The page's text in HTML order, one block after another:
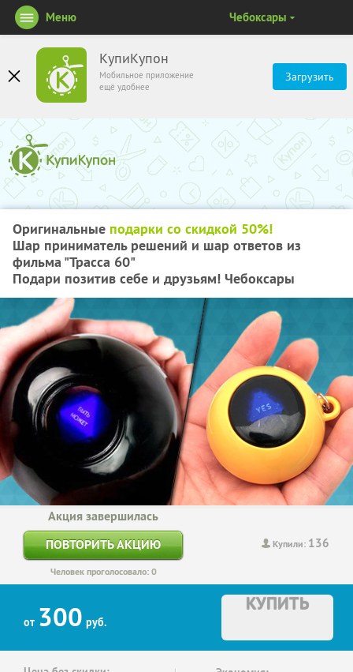
КупиКупон
Мобильное приложение
ещё удобнее
Загрузить
Меню Чебоксары
Оригинальные подарки со скидкой 50%!
Шар приниматель решений и шар ответов из
фильма "Трасса 60"
Подари позитив себе и друзьям! Чебоксары
Купили: 136
Акция завершилась
ПОВТОРИТЬ АКЦИЮ
Человек проголосовало: 0
от 300 руб.
КУПИТЬ